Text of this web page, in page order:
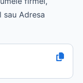
sau Adresa